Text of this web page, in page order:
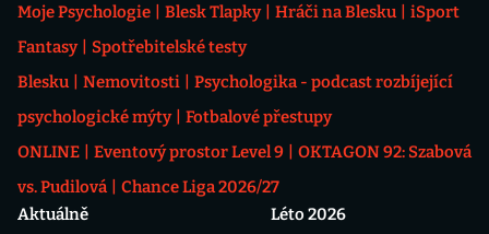
Moje Psychologie Blesk Tlapky Hráči na Blesku
iSport
Fantasy
Spotřebitelské testy
Blesku
Nemovitosti
Psychologika - podcast rozbíjející
psychologické mýty
Fotbalové přestupy
ONLINE
Eventový prostor Level 9
OKTAGON 92: Szabová
vs. Pudilová
Chance Liga 2026/27
Aktuálně
Léto 2026